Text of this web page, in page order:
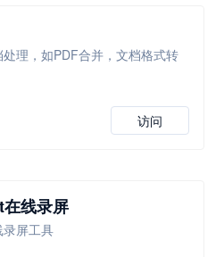
理，如PDF合并，文档格式转
访问
线录屏
屏工具